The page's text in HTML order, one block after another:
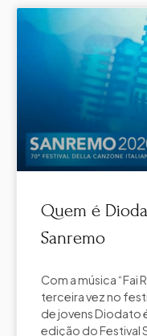
Quem é
Sanremo
Com a música “Fai
terceira vez no
de jovens Diodato
edição do Festival